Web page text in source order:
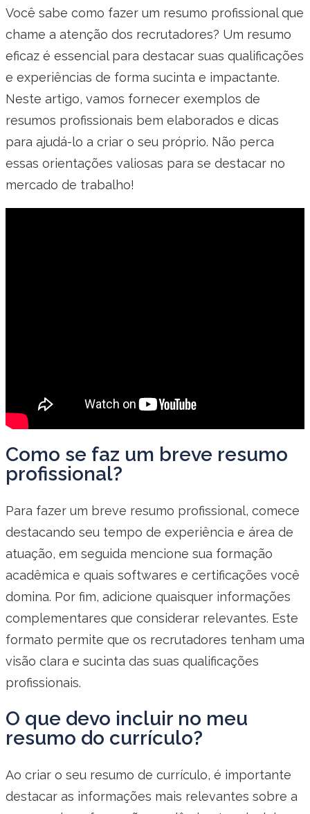
Você sabe como fazer um resumo profissional que
chame a atenção dos recrutadores? Um resumo
eficaz é essencial para destacar suas qualificações
e experiências de forma sucinta e impactante.
Neste artigo, vamos fornecer exemplos de
resumos profissionais bem elaborados e dicas
para ajudá-lo a criar o seu próprio. Não perca
essas orientações valiosas para se destacar no
mercado de trabalho!
Como se faz um breve resumo
profissional?
Para fazer um breve resumo profissional, comece
destacando seu tempo de experiência e área de
atuação, em seguida mencione sua formação
acadêmica e quais softwares e certificações você
domina. Por fim, adicione quaisquer informações
complementares que considerar relevantes. Este
formato permite que os recrutadores tenham uma
visão clara e sucinta das suas qualificações
profissionais.
O que devo incluir no meu
resumo do currículo?
Ao criar o seu resumo de currículo, é importante
destacar as informações mais relevantes sobre a